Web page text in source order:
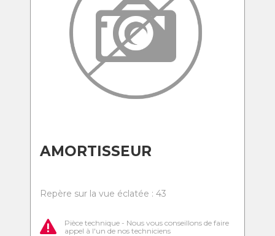
AMORTISSEUR
Repère sur la vue éclatée : 43
Pièce technique - Nous vous conseillons de faire
appel à l'un de nos techniciens